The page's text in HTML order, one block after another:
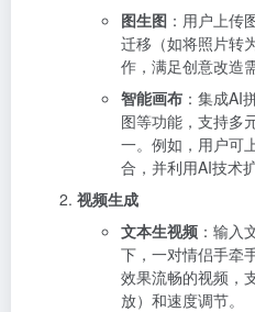
图生图 ：用户上传
迁移（如将照片转
作，满足创意改造需
智能画布 ：集成AI
图等功能，支持多
一。例如，用户可
合，并利用AI技术
视频生成
文本生视频 ：输入
下，一对情侣手牵
效果流畅的视频，
放）和速度调节。